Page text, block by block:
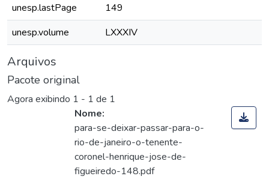
unesp.lastPage
149
unesp.volume
LXXXIV
Arquivos
Pacote original
Agora exibindo 1 - 1 de 1
Nome:
para-se-deixar-passar-para-o-
rio-de-janeiro-o-tenente-
coronel-henrique-jose-de-
figueiredo-148.pdf